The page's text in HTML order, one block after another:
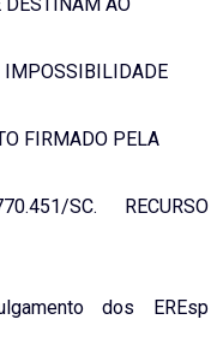
DESTINAM AO
IMPOSSIBILIDADE
FIRMADO PELA
SC. RECURSO
dos EREsp